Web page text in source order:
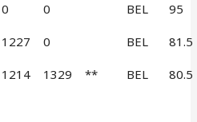
0 0 BEL 95
1227 0 BEL 81.5
1214 1329 ** BEL 80.5